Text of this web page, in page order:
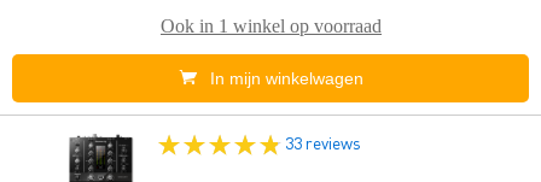
Ook in 1 winkel op voorraad
In mijn winkelwagen
33 reviews